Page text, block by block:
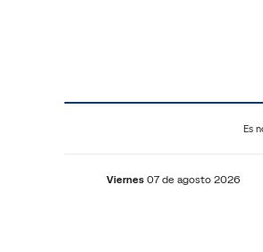
Es
Viernes 07 de agosto 2026